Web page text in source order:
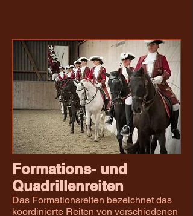
Formations- und
Quadrillenreiten
Das Formationsreiten bezeichnet das
koordinierte Reiten von verschiedenen